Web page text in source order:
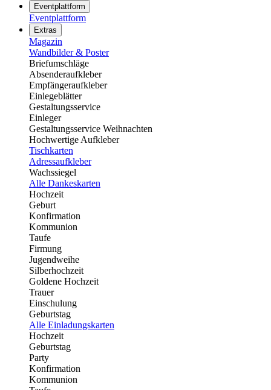
Eventplattform
Eventplattform
Extras
Magazin
Wandbilder & Poster
Briefumschläge
Absenderaufkleber
Empfängeraufkleber
Einlegeblätter
Gestaltungsservice
Einleger
Gestaltungsservice Weihnachten
Hochwertige Aufkleber
Tischkarten
Adressaufkleber
Wachssiegel
Alle Dankeskarten
Hochzeit
Geburt
Konfirmation
Kommunion
Taufe
Firmung
Jugendweihe
Silberhochzeit
Goldene Hochzeit
Trauer
Einschulung
Geburtstag
Alle Einladungskarten
Hochzeit
Geburtstag
Party
Konfirmation
Kommunion